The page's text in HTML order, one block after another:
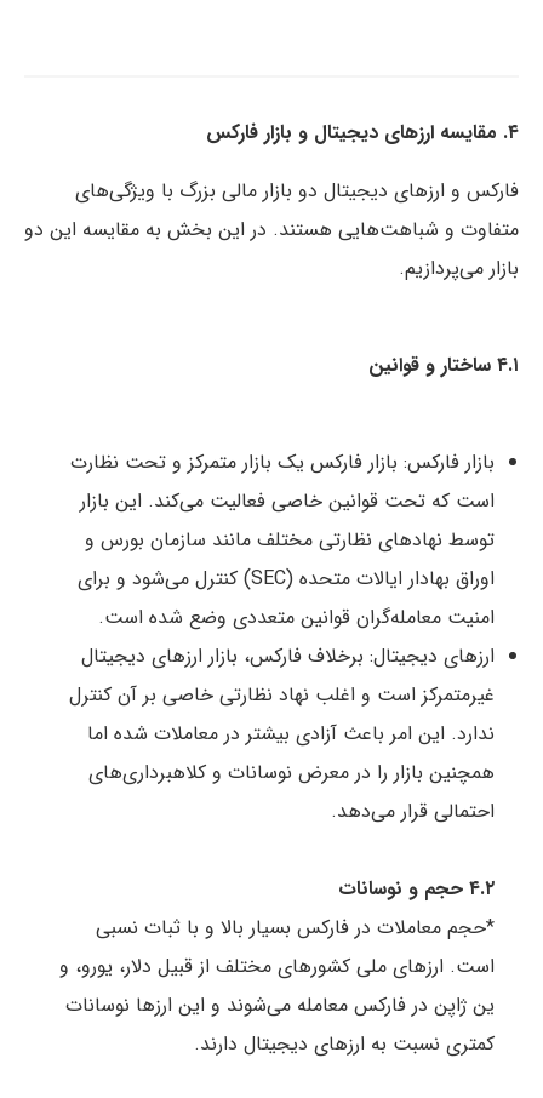
فارکس و ارزهای دیجیتال دو بازار مالی بزرگ با ویژگی‌های
متفاوت و شباهت‌هایی هستند. در این بخش به مقایسه این دو
بازار می‌پردازیم.
۴.۱ ساختار و قوانین
بازار فارکس: بازار فارکس یک بازار متمرکز و تحت نظارت
است که تحت قوانین خاصی فعالیت می‌کند. این بازار
توسط نهادهای نظارتی مختلف مانند سازمان بورس و
اوراق بهادار ایالات متحده (SEC) کنترل می‌شود و برای
امنیت معامله‌گران قوانین متعددی وضع شده است.
ارزهای دیجیتال: برخلاف فارکس، بازار ارزهای دیجیتال
غیرمتمرکز است و اغلب نهاد نظارتی خاصی بر آن کنترل
ندارد. این امر باعث آزادی بیشتر در معاملات شده اما
همچنین بازار را در معرض نوسانات و کلاهبرداری‌های
احتمالی قرار می‌دهد.
۴.۲ حجم و نوسانات
*حجم معاملات در فارکس بسیار بالا و با ثبات نسبی
است. ارزهای ملی کشورهای مختلف از قبیل دلار، یورو، و
ین ژاپن در فارکس معامله می‌شوند و این ارزها نوسانات
کمتری نسبت به ارزهای دیجیتال دارند.